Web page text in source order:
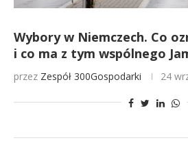
Wybory w Niemczech. Co
i co ma z tym wspólnego
przez Zespół 300Gospodarki 24